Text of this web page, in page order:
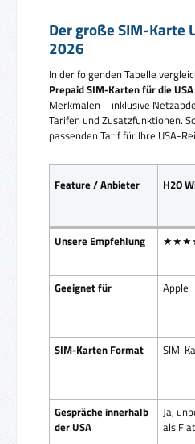
Der große SIM-Karte
2026
In der folgenden Tabelle
Prepaid SIM-Karten für die USA
Merkmalen – inklusive
Tarifen und Zusatzfunktionen.
passenden Tarif für Ihre USA-
Feature / Anbieter H2O
Unsere Empfehlung
Geeignet für Apple
SIM-Karten Format SIM-
Gespräche innerhalb
der USA
Ja,
als